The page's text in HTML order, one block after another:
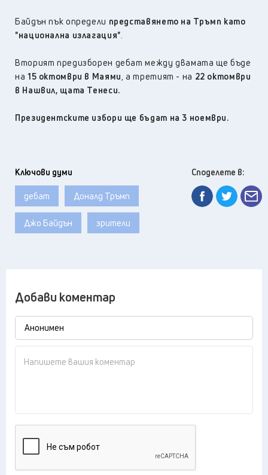
Байдън пък определи представянето на Тръмп като
"национална излагация".
Вторият предизборен дебат между двамата ще бъде
на 15 октомври в Маями, а третият - на 22 октомври
в Нашвил, щата Тенеси.
Президентските избори ще бъдат на 3 ноември.
Ключови думи
дебат Доналд Тръмп
Джо Байдън зрители
Споделете в:
Добави коментар